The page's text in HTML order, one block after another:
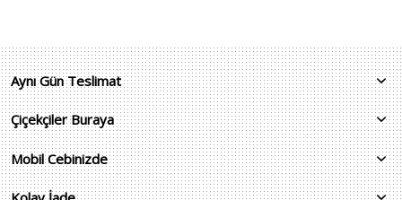
Aynı Gün Teslimat
Çiçekçiler Buraya
Mobil Cebinizde